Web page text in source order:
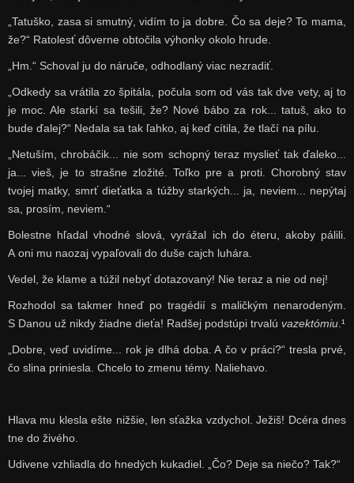
„Tatuško, zasa si smutný, vidím to ja dobre. Čo sa deje? To mama,
že?“ Ratolesť dôverne obtočila výhonky okolo hrude.
„Hm.“ Schoval ju do náruče, odhodlaný viac nezradiť.
„Odkedy sa vrátila zo špitála, počula som od vás tak dve vety, aj to
je moc. Ale starkí sa tešili, že? Nové bábo za rok... tatuš, ako to
bude ďalej?“ Nedala sa tak ľahko, aj keď cítila, že tlačí na pílu.
„Netuším, chrobáčik... nie som schopný teraz myslieť tak ďaleko...
ja... vieš, je to strašne zložité. Toľko pre a proti. Chorobný stav
tvojej matky, smrť dieťatka a túžby starkých... ja, neviem... nepýtaj
sa, prosím, neviem.“
Bolestne hľadal vhodné slová, vyrážal ich do éteru, akoby pálili.
A oni mu naozaj vypaľovali do duše cajch luhára.
Vedel, že klame a túžil nebyť dotazovaný! Nie teraz a nie od nej!
Rozhodol sa takmer hneď po tragédií s maličkým nenarodeným.
S Danou už nikdy žiadne dieťa! Radšej podstúpi trvalú vazektómiu.¹
„Dobre, veď uvidíme... rok je dlhá doba. A čo v práci?“ tresla prvé,
čo slina priniesla. Chcelo to zmenu témy. Naliehavo.
Hlava mu klesla ešte nižšie, len sťažka vzdychol. Ježiš! Dcéra dnes
tne do živého.
Udivene vzhliadla do hnedých kukadiel. „Čo? Deje sa niečo? Tak?“